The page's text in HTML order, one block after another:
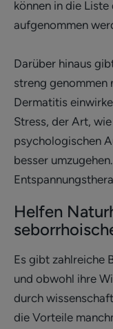
können in die
aufgenommen
Darüber hinaus
streng genommen
Dermatitis
Stress, der Art,
psychologischen
besser
Helfen
Es gibt zahlreiche
und obwohl ihre
durch
die Vorteile